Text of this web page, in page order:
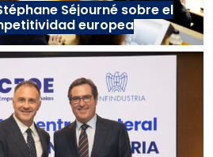
Séjourné sobre el
europea